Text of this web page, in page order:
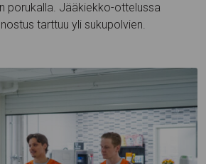
porukalla. Jääkiekko-ottelussa
tarttuu yli sukupolvien.